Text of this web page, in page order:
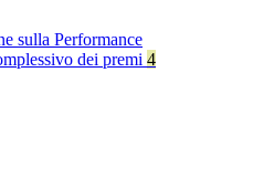
sulla Performance
dei premi 4